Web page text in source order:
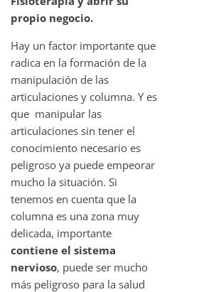
propio negocio.
Hay un factor importante que
radica en la formación de la
manipulación de las
articulaciones y columna. Y es
que manipular las
articulaciones sin tener el
conocimiento necesario es
peligroso ya puede empeorar
mucho la situación. Si
tenemos en cuenta que la
columna es una zona muy
delicada, importante
contiene el sistema
nervioso, puede ser mucho
más peligroso para la salud